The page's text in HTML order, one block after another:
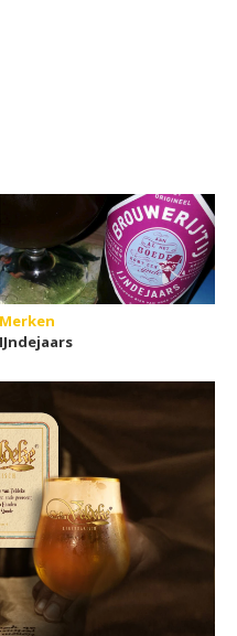
Merken
IJndejaars